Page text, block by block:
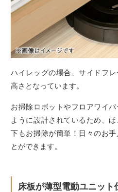
ハイレッグの場合、サイドフ
高さとなっています。
お掃除ロボットやフロアワイ
ように設計されているため、
下もお掃除が簡単！日々のお
とができます。
床板が薄型電動ユニット